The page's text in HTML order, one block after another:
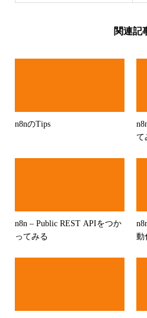
関連記
n8nのTips
て
n8n – Public REST APIをつか
ってみる
動